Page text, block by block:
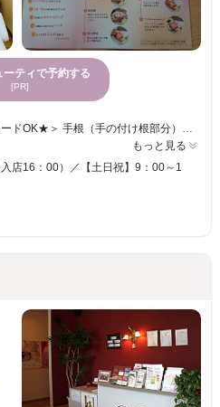
ーティで予約する
[PR]
＜駐車場あり★＞＜クレジットカードOK★＞ 手根（手の付け根部分）を使ったハンド中心のお手入れ方法◎ リーズナブルなプライス☆本格フェイシャルエステが初めての方でも安心して受けれます♪ リンパのめぐりを整えるので、日々の疲れがたまった肩や目をスッキリ☆ 拡大レンズで肌状態を確認し、お手入れ方法やアドバイスもいたします！ 癒しのリラックスタイムでおくつろぎいただけます◎ ご来店お待ちしております♪
もっと見る
店16：00）／【土日祝】9：00～1